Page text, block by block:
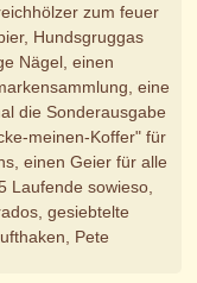
zum feuer
Hundsgruggas
Nägel, einen
eine
die Sonderausgabe
meinen-Koffer" für
einen Geier für alle
Laufende sowieso,
gesiebtelte
Pete